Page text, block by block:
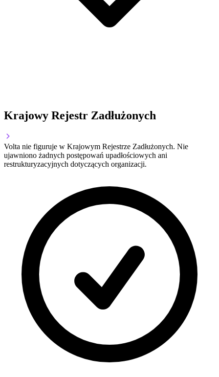
Krajowy Rejestr Zadłużonych
Volta nie figuruje w Krajowym Rejestrze Zadłużonych. Nie
ujawniono żadnych postępowań upadłościowych ani
restrukturyzacyjnych dotyczących organizacji.